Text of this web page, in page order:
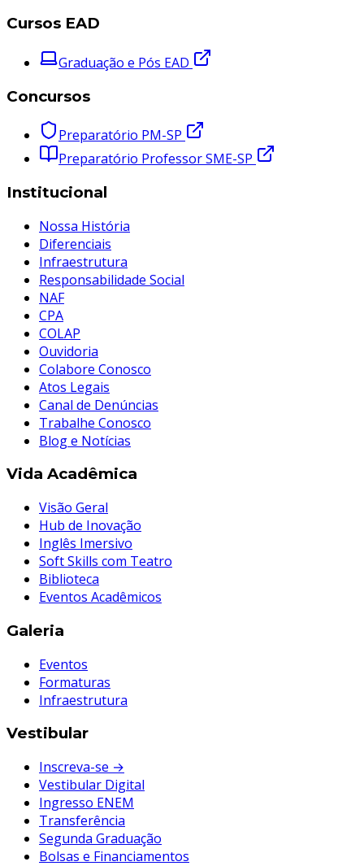
Cursos EAD
Graduação e Pós EAD
Concursos
Preparatório PM-SP
Preparatório Professor SME-SP
Institucional
Nossa História
Diferenciais
Infraestrutura
Responsabilidade Social
NAF
CPA
COLAP
Ouvidoria
Colabore Conosco
Atos Legais
Canal de Denúncias
Trabalhe Conosco
Blog e Notícias
Vida Acadêmica
Visão Geral
Hub de Inovação
Inglês Imersivo
Soft Skills com Teatro
Biblioteca
Eventos Acadêmicos
Galeria
Eventos
Formaturas
Infraestrutura
Vestibular
Inscreva-se →
Vestibular Digital
Ingresso ENEM
Transferência
Segunda Graduação
Bolsas e Financiamentos